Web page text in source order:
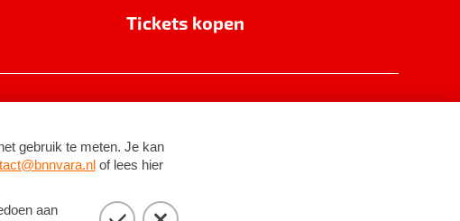
Tickets kopen